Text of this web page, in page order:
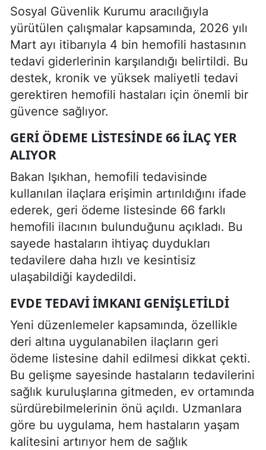
Sosyal Güvenlik Kurumu aracılığıyla
yürütülen çalışmalar kapsamında, 2026 yılı
Mart ayı itibarıyla 4 bin hemofili hastasının
tedavi giderlerinin karşılandığı belirtildi. Bu
destek, kronik ve yüksek maliyetli tedavi
gerektiren hemofili hastaları için önemli bir
güvence sağlıyor.
GERI ÖDEME LISTESINDE 66 ILAÇ YER
ALIYOR
Bakan Işıkhan, hemofili tedavisinde
kullanılan ilaçlara erişimin artırıldığını ifade
ederek, geri ödeme listesinde 66 farklı
hemofili ilacının bulunduğunu açıkladı. Bu
sayede hastaların ihtiyaç duydukları
tedavilere daha hızlı ve kesintisiz
ulaşabildiği kaydedildi.
EVDE TEDAVI IMKANI GENIŞLETILDI
Yeni düzenlemeler kapsamında, özellikle
deri altına uygulanabilen ilaçların geri
ödeme listesine dahil edilmesi dikkat çekti.
Bu gelişme sayesinde hastaların tedavilerini
sağlık kuruluşlarına gitmeden, ev ortamında
sürdürebilmelerinin önü açıldı. Uzmanlara
göre bu uygulama, hem hastaların yaşam
kalitesini artırıyor hem de sağlık